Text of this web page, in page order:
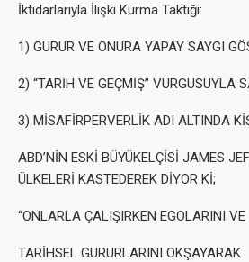
İktidarlarıyla İlişki Kurma Taktiği:
1) GURUR VE ONURA YAPAY SAYGI
2) “TARİH VE GEÇMİŞ” VURGUSUYLA
3) MİSAFİRPERVERLİK ADI ALTINDA
ABD’NİN ESKİ BÜYÜKELÇİSİ JAMES
ÜLKELERİ KASTEDEREK DİYOR Kİ;
“ONLARLA ÇALIŞIRKEN EGOLARINI VE
TARİHSEL GURURLARINI OKŞAYARAK